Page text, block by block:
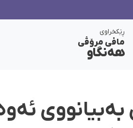
ڕێکخراوی
مافی مرۆڤی
هەنگاو